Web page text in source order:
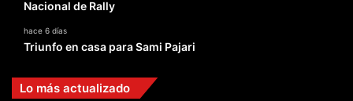
Nacional de Rally
hace 6 días
Triunfo en casa para Sami Pajari
Lo más actualizado